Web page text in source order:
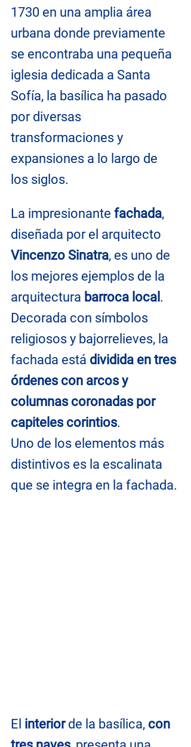
1730 en una amplia área
urbana donde previamente
se encontraba una pequeña
iglesia dedicada a Santa
Sofía, la basílica ha pasado
por diversas
transformaciones y
expansiones a lo largo de
los siglos.
La impresionante fachada,
diseñada por el arquitecto
Vincenzo Sinatra, es uno de
los mejores ejemplos de la
arquitectura barroca local .
Decorada con símbolos
religiosos y bajorrelieves, la
fachada está dividida en tres
órdenes con arcos y
columnas coronadas por
capiteles corintios.
Uno de los elementos más
distintivos es la escalinata
que se integra en la fachada.
El interior de la basílica, con